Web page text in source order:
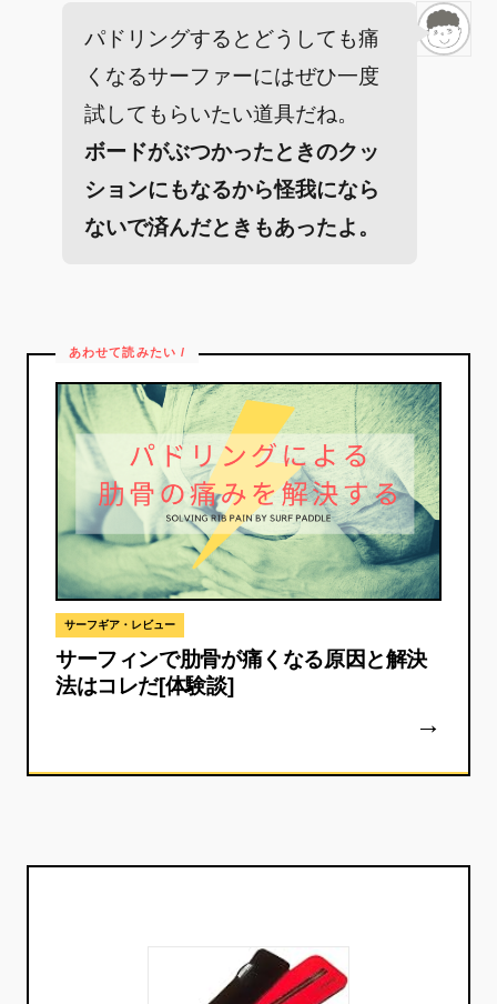
パドリングするとどうしても痛
くなるサーファーにはぜひ一度
試してもらいたい道具だね。
ボードがぶつかったときのクッ
ションにもなるから怪我になら
ないで済んだときもあったよ。
サーフギア・レビュー
サーフィンで肋骨が痛くなる原因と解決
法はコレだ[体験談]